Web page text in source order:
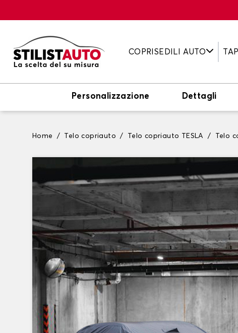
COPRISEDILI AUTO
Personalizzazione Dettagli
Home Telo copriauto Telo copriauto TESLA Telo